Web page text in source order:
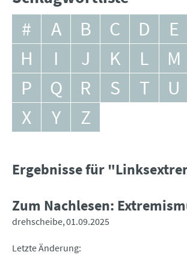
# A B C D E
H
I J K L M
P
Q R S T U
X
Y Z
Ergebnisse für
Zum Nachlesen:
drehscheibe 01.09.2025
Letzte Änderung